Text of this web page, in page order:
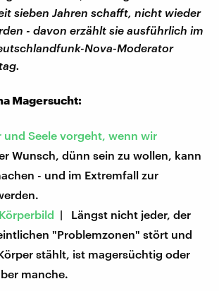
sieben Jahren schafft, nicht wieder
- davon erzählt sie ausführlich im
Nova-Moderator
Magersucht:
und Seele vorgeht, wenn wir
Wunsch, dünn sein zu wollen, kann
- und im Extremfall zur
| Längst nicht jeder, der
"Problemzonen" stört und
stählt, ist magersüchtig oder
manche.